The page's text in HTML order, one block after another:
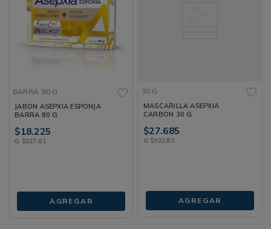
BARRA 80 G
JABON ASEPXIA ESPONJA
BARRA 80 G
$18.225
G $227,81
AGREGAR
30 G
MASCARILLA ASEPXIA
CARBON 30 G
$27.685
G $922,83
AGREGAR